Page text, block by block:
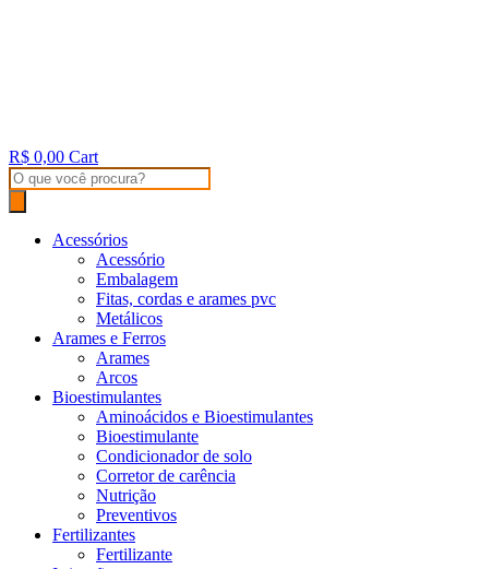
R$ 0,00 Cart
Products
search
Acessórios
Acessório
Embalagem
Fitas, cordas e arames pvc
Metálicos
Arames e Ferros
Arames
Arcos
Bioestimulantes
Aminoácidos e Bioestimulantes
Bioestimulante
Condicionador de solo
Corretor de carência
Nutrição
Preventivos
Fertilizantes
Fertilizante